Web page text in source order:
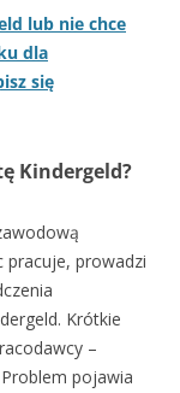
lub nie chce
dla
się
Kindergeld?
pracuje, prowadzi
Krótkie
–
pojawia